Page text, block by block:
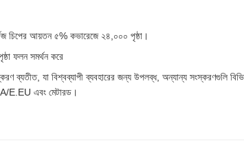
চিপের আয়তন ৫% কভারেজে ২৪,০০০ পৃষ্ঠা।
ফলন সমর্থন করে
ব্যতীত, যা বিশ্বব্যাপী ব্যবহারের জন্য উপলব্ধ, অন্যান্য সংস্করণগুলি
E.EU এবং মেটারড।